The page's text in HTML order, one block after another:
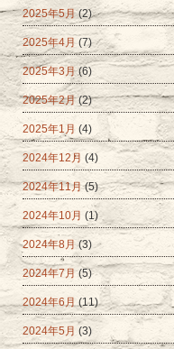
2025年5月(2)
2025年4月 (7)
2025年3月(6)
2025年2月(2)
2025年1月 (4)
2024年12月 (4)
2024年11月(5)
2024年10月 (1)
2024年8月(3)
2024年7月(5)
2024年6月(11)
2024年5月 (3)